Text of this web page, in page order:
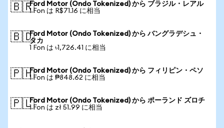
🇧🇷Ford Motor (Ondo Tokenized) から ブラジル・レアル
1 Fon は R$71.16 に相当
🇧🇩Ford Motor (Ondo Tokenized) から バングラデシュ・
タカ
1 Fon は ৳1,726.41 に相当
🇵🇭Ford Motor (Ondo Tokenized) から フィリピン・ペソ
1 Fon は ₱848.62 に相当
🇵🇱Ford Motor (Ondo Tokenized) から ポーランド ズロチ
1 Fon は zł 51.99 に相当